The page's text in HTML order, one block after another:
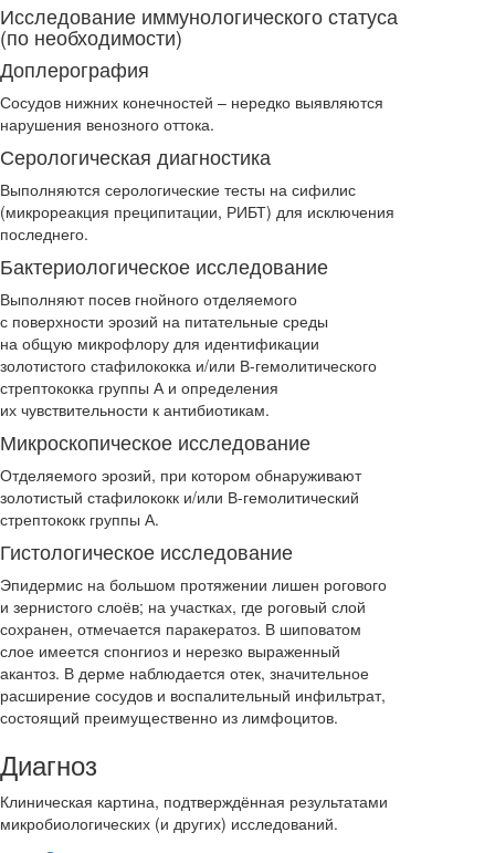
Исследование иммунологического статуса
(по необходимости)
Доплерография
Сосудов нижних конечностей – нередко выявляются
нарушения венозного оттока.
Серологическая диагностика
Выполняются серологические тесты на сифилис
(микрореакция преципитации, РИБТ) для исключения
последнего.
Бактериологическое исследование
Выполняют посев гнойного отделяемого
с поверхности эрозий на питательные среды
на общую микрофлору для идентификации
золотистого стафилококка и/или В-гемолитического
стрептококка группы А и определения
их чувствительности к антибиотикам.
Микроскопическое исследование
Отделяемого эрозий, при котором обнаруживают
золотистый стафилококк и/или В-гемолитический
стрептококк группы А.
Гистологическое исследование
Эпидермис на большом протяжении лишен рогового
и зернистого слоёв; на участках, где роговый слой
сохранен, отмечается паракератоз. В шиповатом
слое имеется спонгиоз и нерезко выраженный
акантоз. В дерме наблюдается отек, значительное
расширение сосудов и воспалительный инфильтрат,
состоящий преимущественно из лимфоцитов.
Диагноз
Клиническая картина, подтверждённая результатами
микробиологических (и других) исследований.